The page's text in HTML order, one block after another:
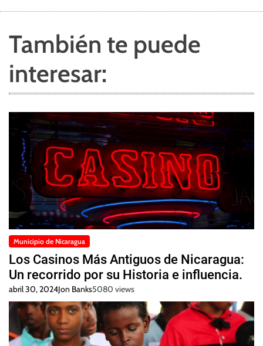
También te puede
interesar:
Municipio de Nicaragua
Los Casinos Más Antiguos de Nicaragua:
Un recorrido por su Historia e influencia.
abril 30, 2024Jon Banks5080 views